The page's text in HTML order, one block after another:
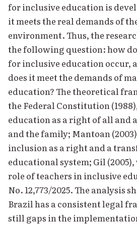
for inclusive education is
it meets the real demands of
environment. Thus, the
the following question: how
for inclusive education occur,
does it meet the demands of
education? The theoretical
the Federal Constitution
education as a right of all and
and the family; Mantoan
inclusion as a right and a
educational system; Gil
role of teachers in inclusive
No. 12,773/2025. The analysis
Brazil has a consistent legal
still gaps in the